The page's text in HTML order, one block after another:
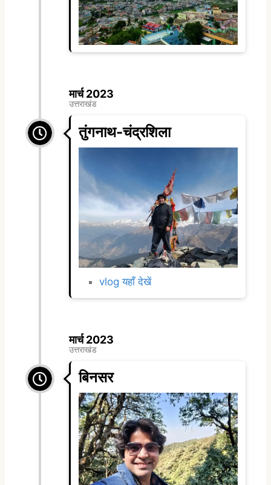
मार्च 2023
उत्तराखंड
तुंगनाथ-चंद्रशिला
vlog यहाँ देखें
मार्च 2023
उत्तराखंड
बिनसर